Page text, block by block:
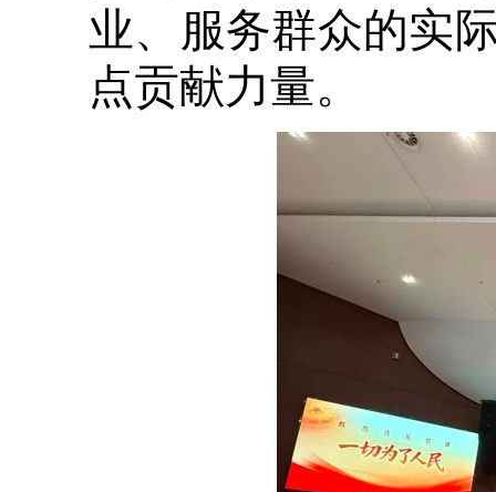
业、服务群众的实
点贡献力量。